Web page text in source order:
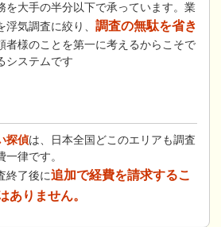
を大手の半分以下で承っています。業
浮気調査に絞り、 調査の無駄を省き
者様のことを第一に考えるからこそで
システムです
探偵は、日本全国どこのエリアも調査
一律です。
終了後に追加で経費を請求するこ
ありません。